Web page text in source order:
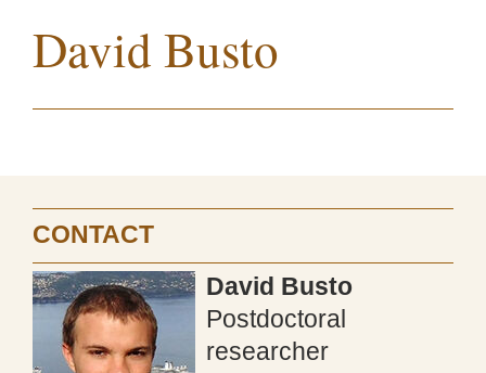
David Busto
CONTACT
David Busto
Postdoctoral
researcher